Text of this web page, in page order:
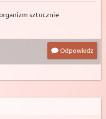
sztucznie
Odpowiedz